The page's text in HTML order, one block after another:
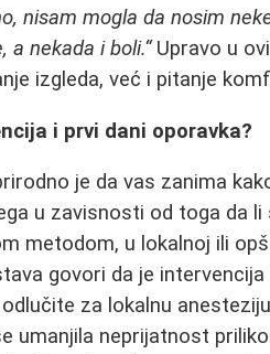
nisam mogla da nosim
a nekada i boli.“Upravo u
izgleda, već i pitanje
i prvi dani oporavka?
je da vas zanima
u zavisnosti od toga da
metodom, u lokalnoj ili
govori da je
za lokalnu
umanjila neprijatnost